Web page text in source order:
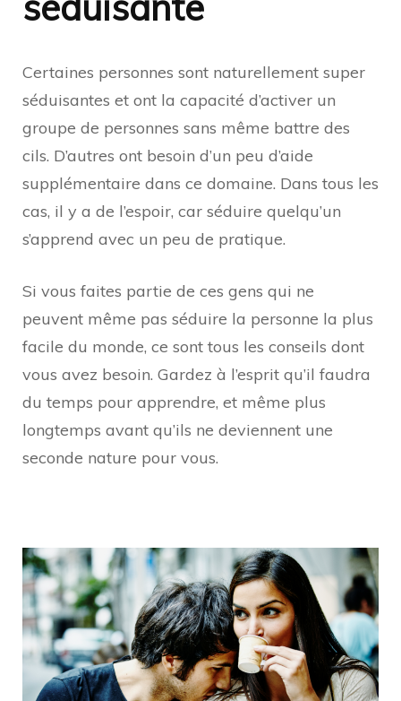
Certaines personnes sont naturellement super
séduisantes et ont la capacité d’activer un
groupe de personnes sans même battre des
cils. D’autres ont besoin d’un peu d’aide
supplémentaire dans ce domaine. Dans tous les
cas, il y a de l’espoir, car séduire quelqu’un
s’apprend avec un peu de pratique.
Si vous faites partie de ces gens qui ne
peuvent même pas séduire la personne la plus
facile du monde, ce sont tous les conseils dont
vous avez besoin. Gardez à l’esprit qu’il faudra
du temps pour apprendre, et même plus
longtemps avant qu’ils ne deviennent une
seconde nature pour vous.